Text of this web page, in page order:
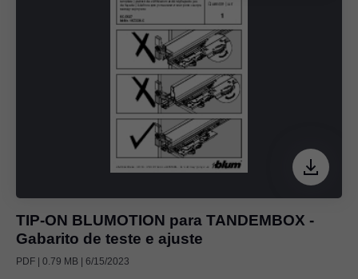
TIP-ON BLUMOTION para TANDEMBOX -
Gabarito de teste e ajuste
PDF | 0.79 MB | 6/15/2023